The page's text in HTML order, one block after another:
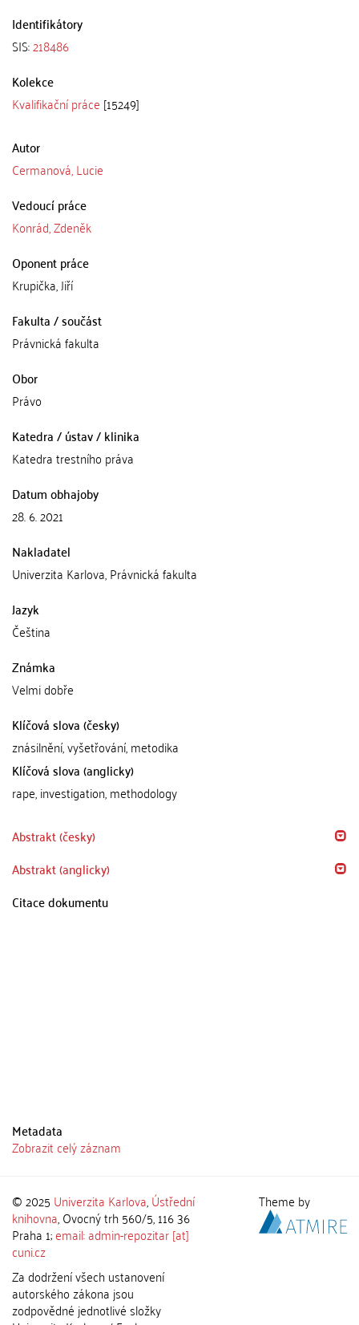
Identifikátory
SIS:218486
Kolekce
Kvalifikační práce [15249]
Autor
Cermanová, Lucie
Vedoucí práce
Konrád, Zdeněk
Oponent práce
Krupička, Jiří
Fakulta / součást
Právnická fakulta
Obor
Právo
Katedra / ústav / klinika
Katedra trestního práva
Datum obhajoby
28. 6. 2021
Nakladatel
Univerzita Karlova, Právnická fakulta
Jazyk
Čeština
Známka
Velmi dobře
Klíčová slova (česky)
znásilnění, vyšetřování, metodika
Klíčová slova (anglicky)
rape, investigation, methodology
Abstrakt (česky)
Abstrakt (anglicky)
Citace dokumentu
Metadata
Zobrazit celý záznam
© 2025 Univerzita Karlova,Ústřední
knihovna, Ovocný trh 560/5, 116 36
Praha 1;email: admin-repozitar [at]
cuni.cz
Za dodržení všech ustanovení
autorského zákona jsou
zodpovědné jednotlivé složky
Theme by